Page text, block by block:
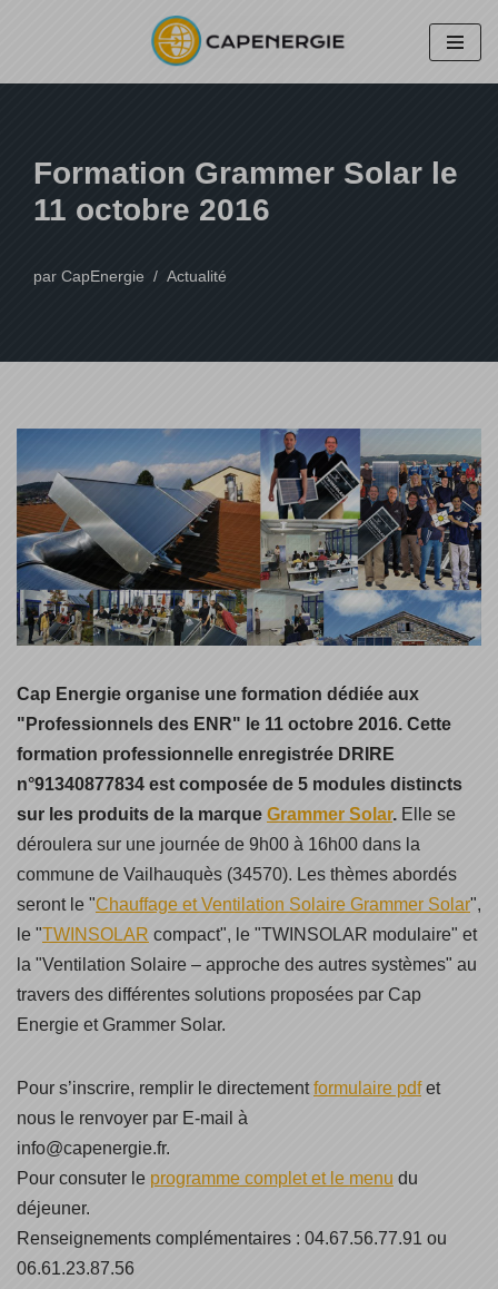
Formation Grammer Solar le
11 octobre 2016
par CapEnergie Actualité
Cap Energie organise une formation dédiée aux
"Professionnels des ENR" le 11 octobre 2016. Cette
formation professionnelle enregistrée DRIRE
n°91340877834 est composée de 5 modules distincts
sur les produits de la marque Grammer Solar. Elle se
déroulera sur une journée de 9h00 à 16h00 dans la
commune de Vailhauquès (34570). Les thèmes abordés
seront le "Chauffage et Ventilation Solaire Grammer Solar",
le "TWINSOLAR compact", le "TWINSOLAR modulaire" et
la "Ventilation Solaire – approche des autres systèmes" au
travers des différentes solutions proposées par Cap
Energie et Grammer Solar.
Pour s’inscrire, remplir le directementformulaire pdfet
nous le renvoyer par E-mail à
info@capenergie.fr.
Pour consuter le programme complet et le menu du
déjeuner.
Renseignements complémentaires : 04.67.56.77.91 ou
06.61.23.87.56